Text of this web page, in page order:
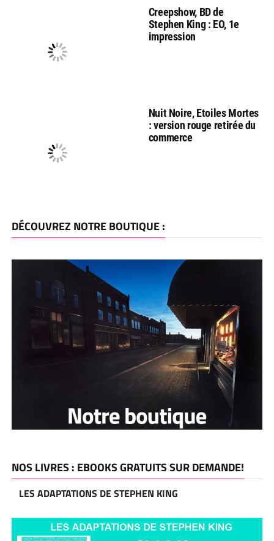
Creepshow, BD de
Stephen King : EO, 1e
impression
Nuit Noire, Etoiles Mortes
: version rouge retirée du
commerce
DÉCOUVREZ NOTRE BOUTIQUE :
NOS LIVRES : EBOOKS GRATUITS SUR DEMANDE!
LES ADAPTATIONS DE STEPHEN KING